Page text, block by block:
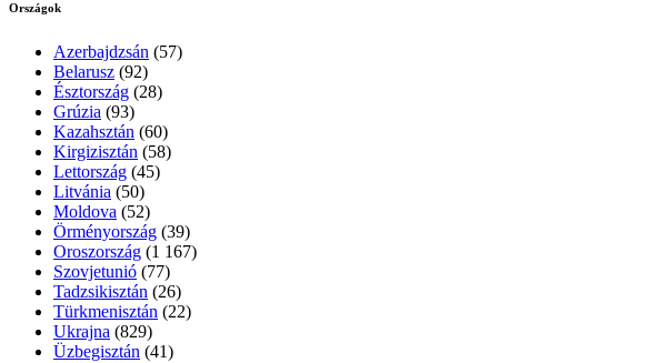
Országok
Azerbajdzsán (57)
Belarusz (92)
Észtország (28)
Grúzia (93)
Kazahsztán (60)
Kirgizisztán (58)
Lettország (45)
Litvánia (50)
Moldova (52)
Örményország (39)
Oroszország (1 167)
Szovjetunió (77)
Tadzsikisztán (26)
Türkmenisztán (22)
Ukrajna (829)
Üzbegisztán (41)